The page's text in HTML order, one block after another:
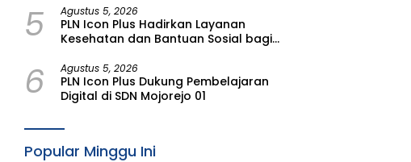
Lansia di Malang
5 Agustus 5, 2026
PLN Icon Plus Hadirkan Layanan
Kesehatan dan Bantuan Sosial bagi
6 Agustus 5, 2026
PLN Icon Plus Dukung Pembelajaran
Digital di SDN Mojorejo 01
Popular Minggu Ini